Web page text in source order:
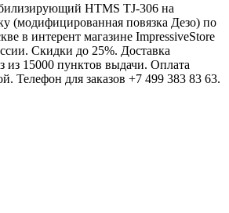
HTMS TJ-306 на
(модифицированная повязка Дезо) по
в интерент магазине ImpressiveStore
Скидки до 25%. Доставка
из 15000 пунктов выдачи. Оплата
Телефон для заказов +7 499 383 83 63.